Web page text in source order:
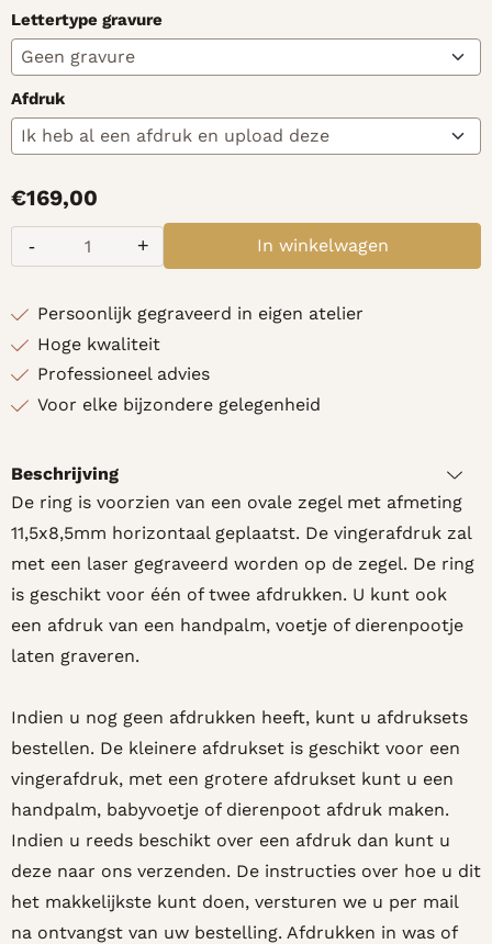
Lettertype gravure
Afdruk
€169,00
+
- In winkelwagen
Persoonlijk gegraveerd in eigen atelier
Hoge kwaliteit
Professioneel advies
Voor elke bijzondere gelegenheid
Beschrijving
De ring is voorzien van een ovale zegel met afmeting
11,5x8,5mm horizontaal geplaatst. De vingerafdruk zal
met een laser gegraveerd worden op de zegel. De ring
is geschikt voor één of twee afdrukken. U kunt ook
een afdruk van een handpalm, voetje of dierenpootje
laten graveren.
Indien u nog geen afdrukken heeft, kunt u afdruksets
bestellen. De kleinere afdrukset is geschikt voor een
vingerafdruk, met een grotere afdrukset kunt u een
handpalm, babyvoetje of dierenpoot afdruk maken.
Indien u reeds beschikt over een afdruk dan kunt u
deze naar ons verzenden. De instructies over hoe u dit
het makkelijkste kunt doen, versturen we u per mail
na ontvangst van uw bestelling. Afdrukken in was of